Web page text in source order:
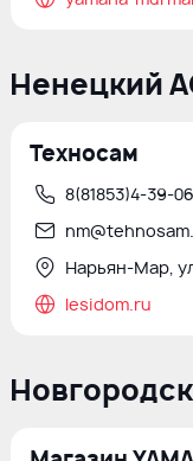
Ненецкий
Техносам
8(81853)4-39-06
Нарьян-Мар,
lesidom.ru